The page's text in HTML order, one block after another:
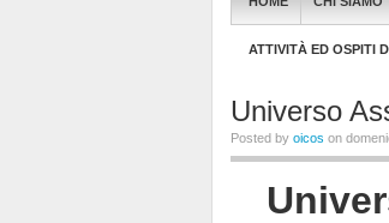
ATTIVITÀ ED OSPITI
Universo
Posted by oicos on